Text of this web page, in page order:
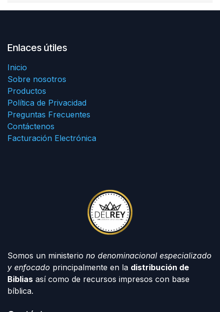
Enlaces útiles
Inicio
Sobre nosotros
Productos
Política de Privacidad
Preguntas Frecuentes
Contáctenos
Facturación Electrónica
Somos un ministerio no denominacional especializado
y enfocado principalmente en la distribución de
Biblias así como de recursos impresos con base
bíblica.